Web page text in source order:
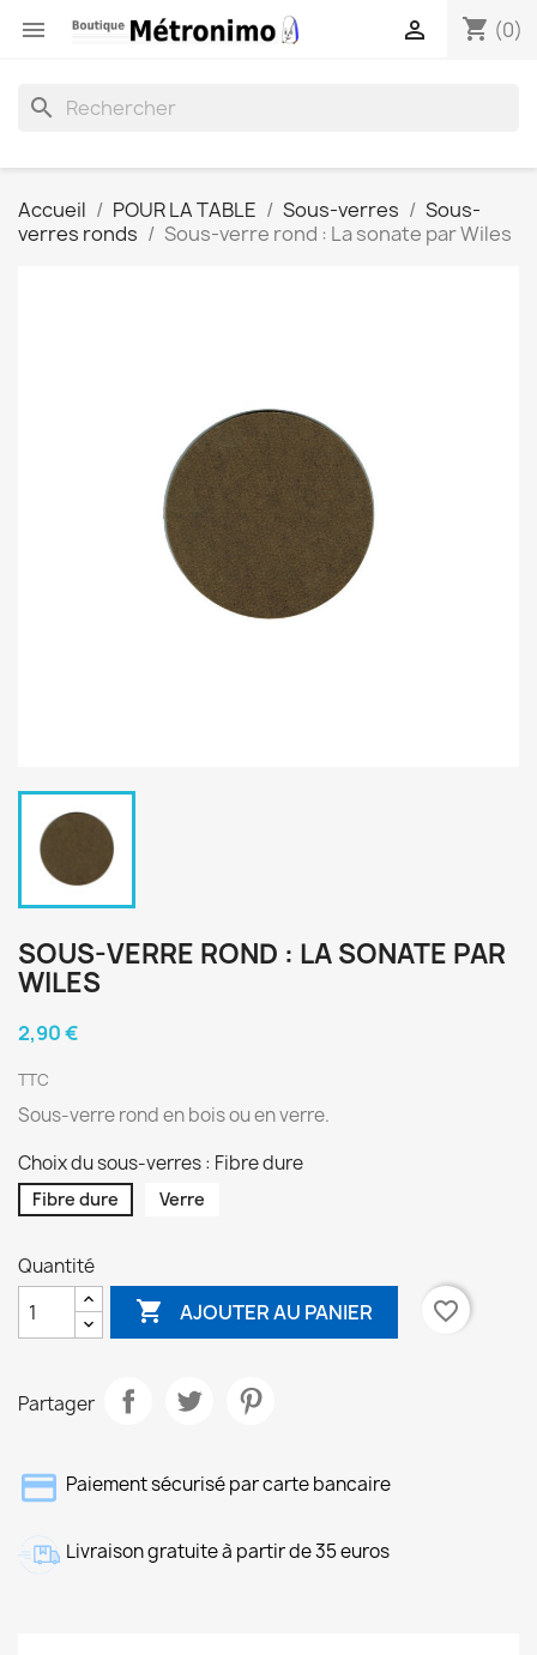
 shopping_cart (0)

search
Accueil POUR LA TABLE Sous-verres
Sous-
verres ronds
Sous-verre rond : La sonate par Wiles
SOUS-VERRE ROND : LA SONATE PAR
WILES
2,90 €
TTC
Sous-verre rond en bois ou en verre.
Choix du sous-verres : Fibre dure
Fibre dure Verre
Quantité
 AJOUTER AU PANIER favorite_border
Partager
Paiement sécurisé par carte bancaire
Livraison gratuite à partir de 35 euros